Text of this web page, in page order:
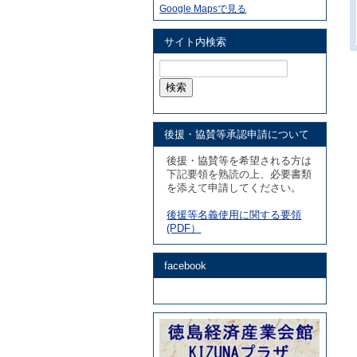
Google Mapsで見る
サイト内検索
索:
後援・協賛等承認申請について
後援・協賛等を希望される方は
下記要領を熟読の上、必要書類
を添えて申請してください。
後援等名義使用に関する要領
(PDF）
facebook